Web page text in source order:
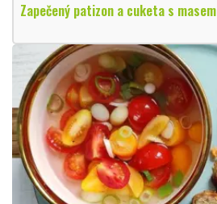
Zapečený patizon a cuketa s masem